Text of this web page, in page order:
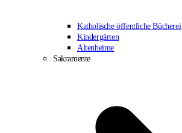
Katholische öffentliche Bücherei
Kindergärten
Altenheime
Sakramente